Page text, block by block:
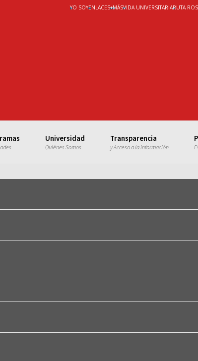
YO SOYENLACES+MÁSVIDA UNIVERSITARIARUTA
Universidad
Quiénes Somos
Transparencia
y Acceso a la información